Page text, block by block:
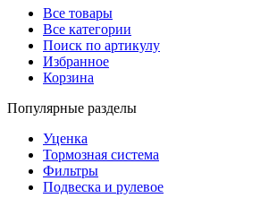
Все товары
Все категории
Поиск по артикулу
Избранное
Корзина
Популярные разделы
Уценка
Тормозная система
Фильтры
Подвеска и рулевое